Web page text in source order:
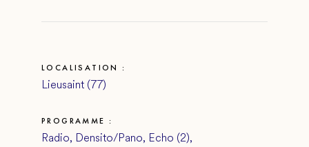
LOCALISATION :
Lieusaint (77)
PROGRAMME :
Radio, Densito/Pano, Echo (2),